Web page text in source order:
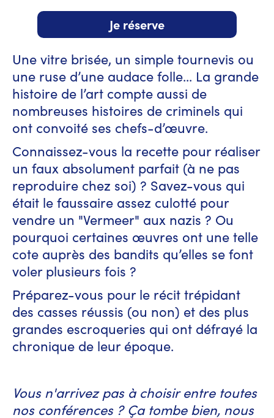
Je réserve
Une vitre brisée, un simple tournevis ou
une ruse d’une audace folle... La grande
histoire de l’art compte aussi de
nombreuses histoires de criminels qui
ont convoité ses chefs-d’œuvre.
Connaissez-vous la recette pour réaliser
un faux absolument parfait (à ne pas
reproduire chez soi) ? Savez-vous qui
était le faussaire assez culotté pour
vendre un "Vermeer" aux nazis ? Ou
pourquoi certaines œuvres ont une telle
cote auprès des bandits qu’elles se font
voler plusieurs fois ?
Préparez-vous pour le récit trépidant
des casses réussis (ou non) et des plus
grandes escroqueries qui ont défrayé la
chronique de leur époque.
Vous n'arrivez pas à choisir entre toutes
nos conférences ? Ça tombe bien, nous